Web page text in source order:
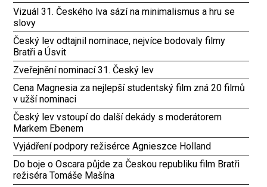
Vizuál 31. Českého lva sází na minimalismus a hru se
slovy
Český lev odtajnil nominace, nejvíce bodovaly filmy
Bratři a Úsvit
Zveřejnění nominací 31. Český lev
Cena Magnesia za nejlepší studentský film zná 20 filmů
v užší nominaci
Český lev vstoupí do další dekády s moderátorem
Markem Ebenem
Vyjádření podpory režisérce Agnieszce Holland
Do boje o Oscara půjde za Českou republiku film Bratři
režiséra Tomáše Mašína